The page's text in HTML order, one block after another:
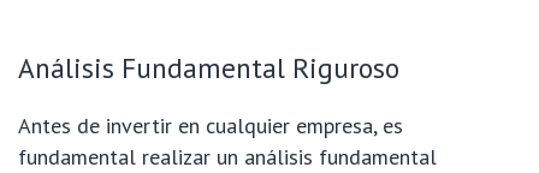
Análisis Fundamental Riguroso
Antes de invertir en cualquier empresa, es
fundamental realizar un análisis fundamental